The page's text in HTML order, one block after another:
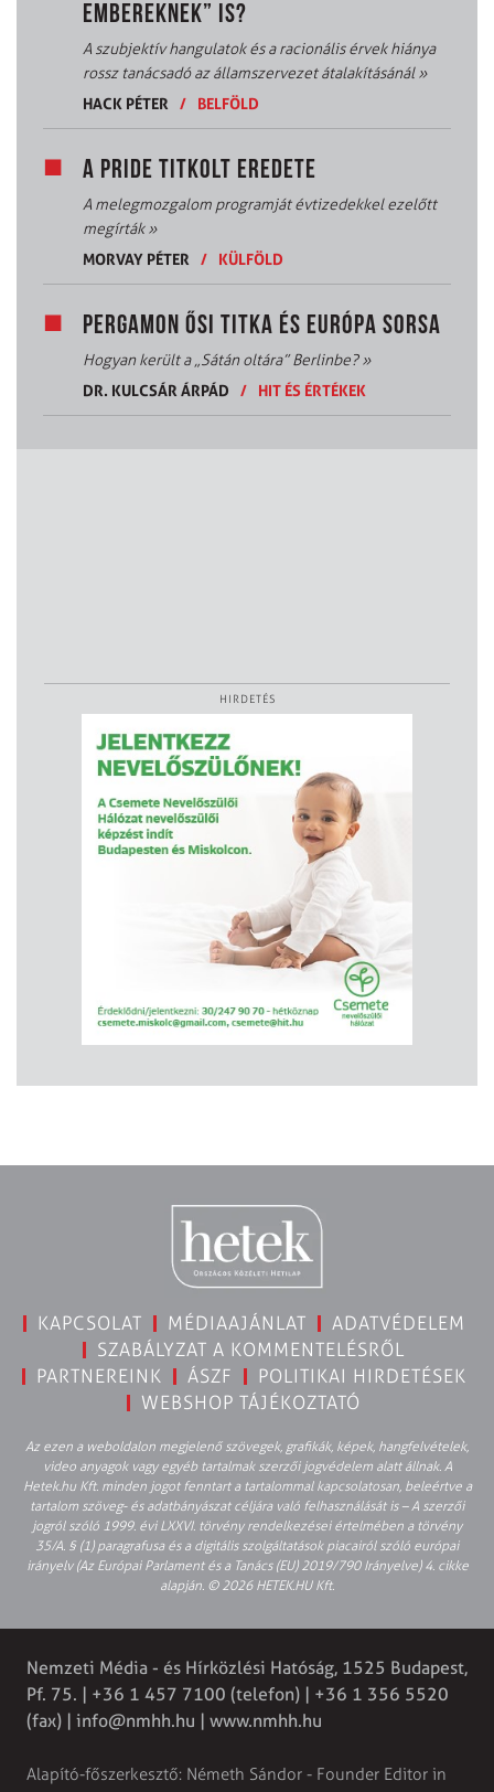
EMBEREKNEK” IS?
A szubjektív hangulatok és a racionális érvek hiánya
rossz tanácsadó az államszervezet átalakításánál»
HACK PÉTER
/ BELFÖLD
A PRIDE TITKOLT EREDETE
A melegmozgalom programját évtizedekkel ezelőtt
megírták»
MORVAY PÉTER
/ KÜLFÖLD
PERGAMON ŐSI TITKA ÉS EURÓPA SORSA
Hogyan került a „Sátán oltára” Berlinbe?»
DR. KULCSÁR ÁRPÁD
/ HIT ÉS ÉRTÉKEK
HIRDETÉS
KAPCSOLAT MÉDIAAJÁNLAT
ADATVÉDELEM
SZABÁLYZAT A KOMMENTELÉSRŐL
PARTNEREINK
ÁSZF
POLITIKAI HIRDETÉSEK
WEBSHOP TÁJÉKOZTATÓ
Az ezen a weboldalon megjelenő szövegek, grafikák, képek, hangfelvételek,
video anyagok vagy egyéb tartalmak szerzői jogvédelem alatt állnak. A
Hetek.hu Kft. minden jogot fenntart a tartalommal kapcsolatosan, beleértve a
tartalom szöveg- és adatbányászat céljára való felhasználását is – A szerzői
jogról szóló 1999. évi LXXVI. törvény rendelkezései értelmében a törvény
35/A. § (1) paragrafusa és a digitális szolgáltatások piacairól szóló európai
irányelv (Az Európai Parlament és a Tanács (EU) 2019/790 Irányelve) 4. cikke
alapján. © 2026 HETEK.HU Kft.
Nemzeti Média - és Hírközlési Hatóság, 1525 Budapest,
Pf. 75. | +36 1 457 7100 (telefon) | +36 1 356 5520
(fax) | info@nmhh.hu | www.nmhh.hu
Alapító-főszerkesztő: Németh Sándor - Founder Editor in